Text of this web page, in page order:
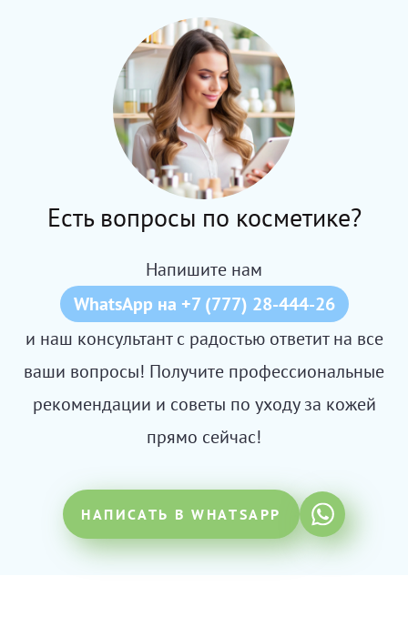
Есть вопросы по косметике?
Напишите нам
WhatsApp на +7 (777) 28-444-26
и наш консультант с радостью ответит на все
ваши вопросы! Получите профессиональные
рекомендации и советы по уходу за кожей
прямо сейчас!
НАПИСАТЬ В WHATSAPP